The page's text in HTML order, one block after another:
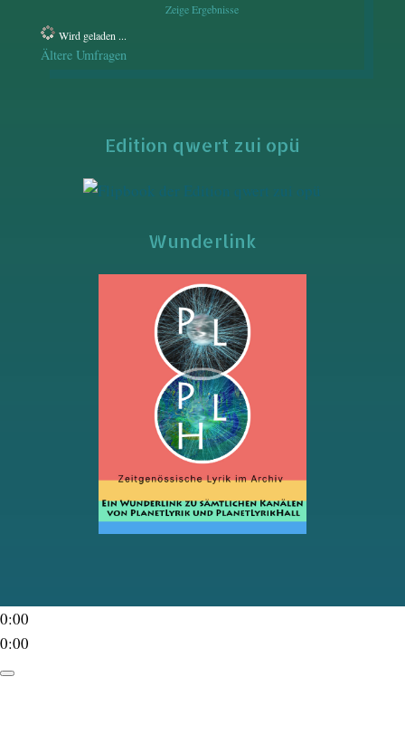
Zeige Ergebnisse
Wird geladen ...
Ältere Umfragen
Edition qwert zui opü
Wunderlink
0:00
0:00